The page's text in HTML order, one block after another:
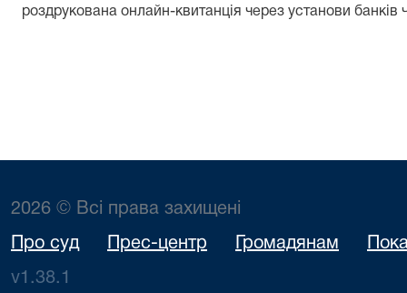
роздрукована онлайн-квитанція через установи
2026 © Всі права захищені
Про суд Прес-центр Громадянам
v1.38.1